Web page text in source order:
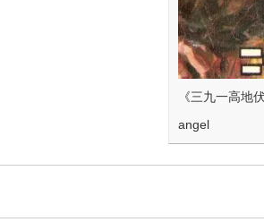
《三九一高地
angel